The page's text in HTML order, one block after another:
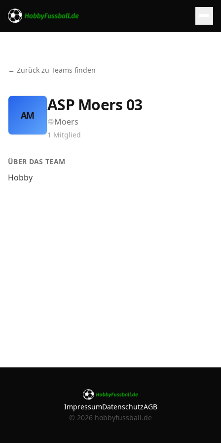
← Zurück zu Teams finden
AM
ASP Moers 03
Moers
1 Mitglied
ÜBER DAS TEAM
Hobby
ImpressumDatenschutzAGB
© 2026 hobbyfussball.de